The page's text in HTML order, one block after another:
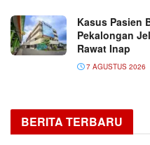
Kasus Pasien
Pekalongan
Rawat Inap
7 AGUSTUS 2026
BERITA TERBARU